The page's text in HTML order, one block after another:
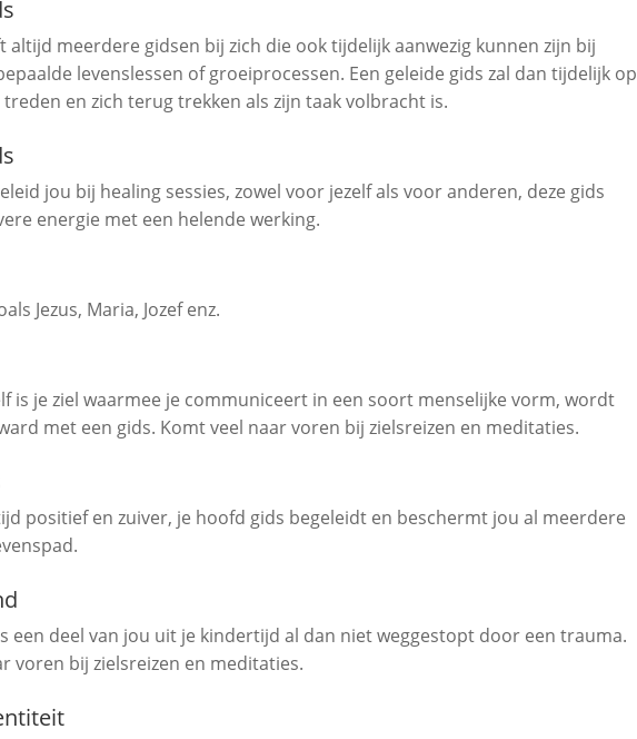
altijd meerdere gidsen bij zich die ook tijdelijk aanwezig kunnen zijn bij
levenslessen of groeiprocessen. Een geleide gids zal dan tijdelijk op
en zich terug trekken als zijn taak volbracht is.
jou bij healing sessies, zowel voor jezelf als voor anderen, deze gids
energie met een helende werking.
Jezus, Maria, Jozef enz.
is je ziel waarmee je communiceert in een soort menselijke vorm, wordt
met een gids. Komt veel naar voren bij zielsreizen en meditaties.
positief en zuiver, je hoofd gids begeleidt en beschermt jou al meerdere
een deel van jou uit je kindertijd al dan niet weggestopt door een trauma.
voren bij zielsreizen en meditaties.